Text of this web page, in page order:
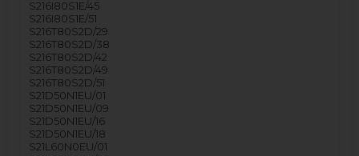
S216I80S1E/45
S216I80S1E/51
S216T80S2D/29
S216T80S2D/38
S216T80S2D/42
S216T80S2D/49
S216T80S2D/51
S21D50N1EU/01
S21D50N1EU/09
S21D50N1EU/16
S21D50N1EU/18
S21L60N0EU/01